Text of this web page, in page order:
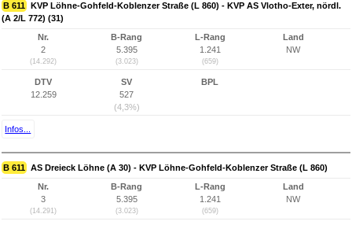
B 611 KVP Löhne-Gohfeld-Koblenzer Straße (L 860) - KVP AS Vlotho-Exter, nördl.
(A 2/L 772) (31)
Nr.
2
(14.292)
B-Rang
5.395
(3.023)
L-Rang
1.241
(659)
Land
NW
DTV
12.259
SV
527
(4,3%)
BPL
Infos...
B 611 AS Dreieck Löhne (A 30) - KVP Löhne-Gohfeld-Koblenzer Straße (L 860)
Nr.
3
(14.291)
B-Rang
5.395
(3.023)
L-Rang
1.241
(659)
Land
NW